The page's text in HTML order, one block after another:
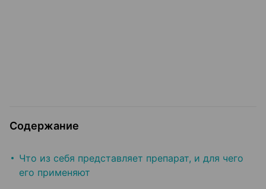
Содержание
Что из себя представляет препарат, и для чего
его применяют